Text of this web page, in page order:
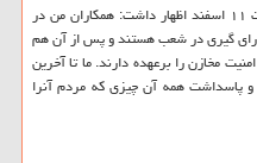
وی با تشکر از حضور پرشور مردم در انتخابات ۱۱ اسفند اظهار داشت: همکاران من در
رای گیری در شعب هستند و پس از آن هم
مخازن را برعهده دارند. ما تا آخرین
و پاسداشت همه آن چیزی که مردم آنرا